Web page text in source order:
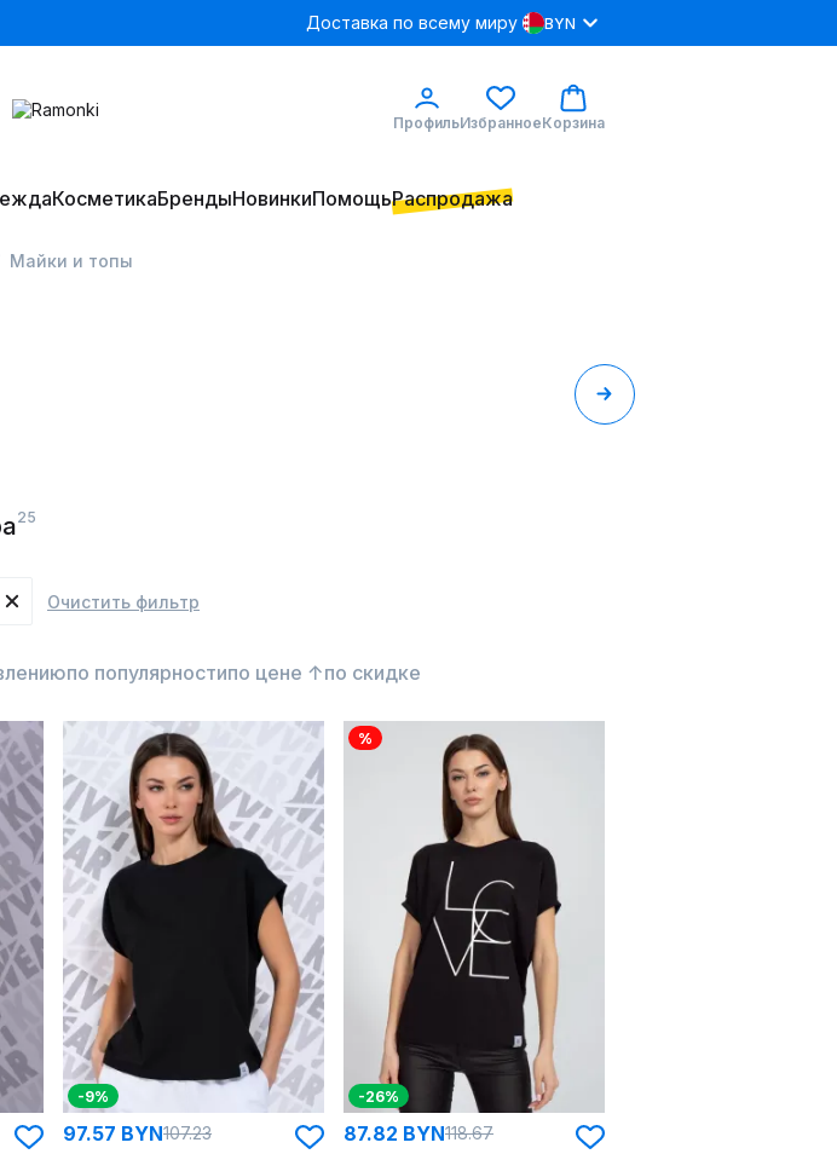
Доставка по всему миру BYN
ПрофильИзбранноеКорзина
КосметикаБрендыНовинкиПомощьРаспродажа
Майки и топы
25
Очистить фильтр
по популярностипо цене ↑по скидке
-9%
97.57 BYN107.23
%
-26%
87.82 BYN118.67